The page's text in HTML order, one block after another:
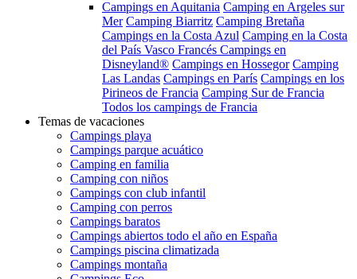
Campings en Aquitania Camping en Argeles sur
Mer Camping Biarritz Camping Bretaña
Campings en la Costa Azul Camping en la Costa
del País Vasco Francés Campings en
Disneyland® Campings en Hossegor Camping
Las Landas Campings en París Campings en los
Pirineos de Francia Camping Sur de Francia
Todos los campings de Francia
Temas de vacaciones
Campings playa
Campings parque acuático
Camping en familia
Camping con niños
Campings con club infantil
Camping con perros
Campings baratos
Campings abiertos todo el año en España
Campings piscina climatizada
Campings montaña